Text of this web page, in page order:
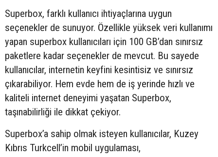
Superbox, farklı kullanıcı ihtiyaçlarına uygun
seçenekler de sunuyor. Özellikle yüksek veri kullanımı
yapan superbox kullanıcıları için 100 GB’dan sınırsız
paketlere kadar seçenekler de mevcut. Bu sayede
kullanıcılar, internetin keyfini kesintisiz ve sınırsız
çıkarabiliyor. Hem evde hem de iş yerinde hızlı ve
kaliteli internet deneyimi yaşatan Superbox,
taşınabilirliği ile dikkat çekiyor.
Superbox’a sahip olmak isteyen kullanıcılar, Kuzey
Kıbrıs Turkcell’in mobil uygulaması,